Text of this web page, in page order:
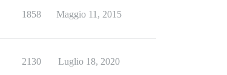
1858 Maggio 11, 2015
2130 Luglio 18, 2020